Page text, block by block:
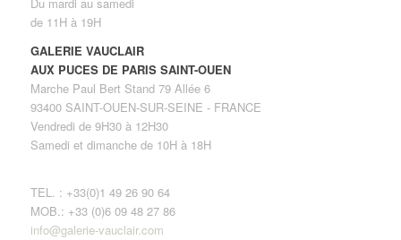
de 11H à 19H
GALERIE VAUCLAIR
AUX PUCES DE PARIS SAINT-OUEN
Marche Paul Bert Stand 79 Allée 6
93400 SAINT-OUEN-SUR-SEINE - FRANCE
Vendredi de 9H30 à 12H30
Samedi et dimanche de 10H à 18H
TEL. : +33(0)1 49 26 90 64
MOB.: +33 (0)6 09 48 27 86
info@galerie-vauclair.com